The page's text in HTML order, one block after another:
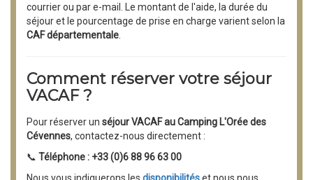
courrier ou par e-mail. Le montant de l'aide, la durée du
séjour et le pourcentage de prise en charge varient selon la
CAF départementale
Comment réserver votre séjour
VACAF ?
Pour réserver un séjour VACAF au Camping L'Orée des
Cévennes, contactez-nous directement :
📞 Téléphone : +33 (0)6 88 96 63 00
Nous vous indiquerons les disponibilitéset nous nous